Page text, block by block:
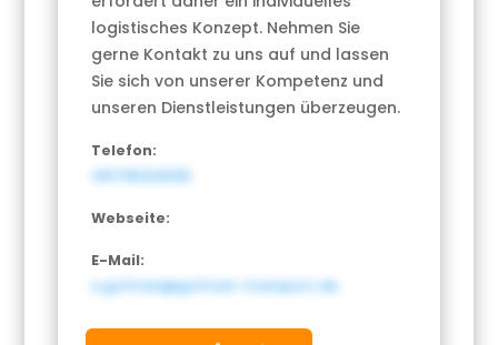
logistisches Konzept. Nehmen Sie
gerne Kontakt zu uns auf und lassen
Sie sich von unserer Kompetenz und
unseren Dienstleistungen überzeugen.
Telefon:
491795222538
Webseite:
E-Mail:
s.gofman@gofman-transport.de